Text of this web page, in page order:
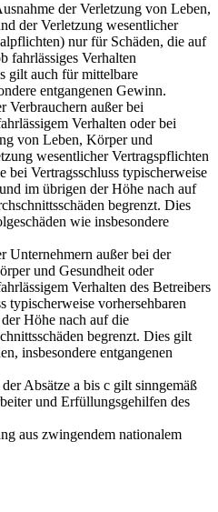
der Verletzung von Leben,
der Verletzung wesentlicher
nur für Schäden, die auf
fahrlässiges Verhalten
gilt auch für mittelbare
entgangenen Gewinn.
Verbrauchern außer bei
Verhalten oder bei
von Leben, Körper und
wesentlicher Vertragspflichten
Vertragsschluss typischerweise
im übrigen der Höhe nach auf
begrenzt. Dies
wie insbesondere
Unternehmern außer bei der
und Gesundheit oder
Verhalten des Betreibers
typischerweise vorhersehbaren
Höhe nach auf die
begrenzt. Dies gilt
insbesondere entgangenen
Absätze a bis c gilt sinngemäß
und Erfüllungsgehilfen des
aus zwingendem nationalem